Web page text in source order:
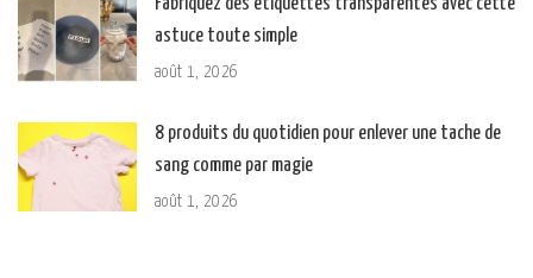
astuce toute simple
août 1, 2026
8 produits du quotidien pour enlever une tache de
sang comme par magie
août 1, 2026